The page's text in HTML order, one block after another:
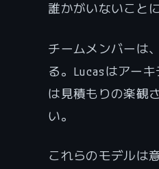
誰かがいないこと
チームメンバーは
る。Lucasはアー
は見積もりの楽観
い。
これらのモデルは